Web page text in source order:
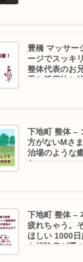
豊橋 マッサー
ージでスッキ
整体代表のお
手な活用法と
下地町 整体 –
方がないMさ
治場のような
た
下地町 整体 –
疲れちゃう。
ほしい 1000
ト経験者が選